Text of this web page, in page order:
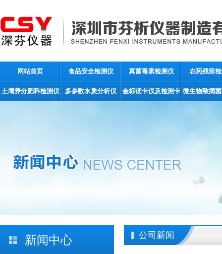
网站首页 食品安全检测仪 真菌毒素检测仪 农药残留
土壤养分肥料检测仪 多参数水质分析仪 金标读卡仪及检测卡 微生物致病
新闻中心 公司新闻